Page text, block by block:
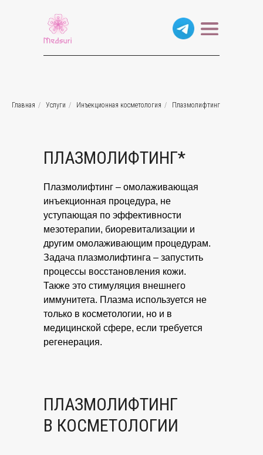
Главная / Услуги / Инъекционная косметология / Плазмолифтинг
Плазмолифтинг – омолаживающая
инъекционная процедура, не
уступающая по эффективности
мезотерапии, биоревитализации и
другим омолаживающим процедурам.
Задача плазмолифтинга – запустить
процессы восстановления кожи.
Также это стимуляция внешнего
иммунитета. Плазма используется не
только в косметологии, но и в
медицинской сфере, если требуется
регенерация.
ПЛАЗМОЛИФТИНГ*
ПЛАЗМОЛИФТИНГ
В КОСМЕТОЛОГИИ